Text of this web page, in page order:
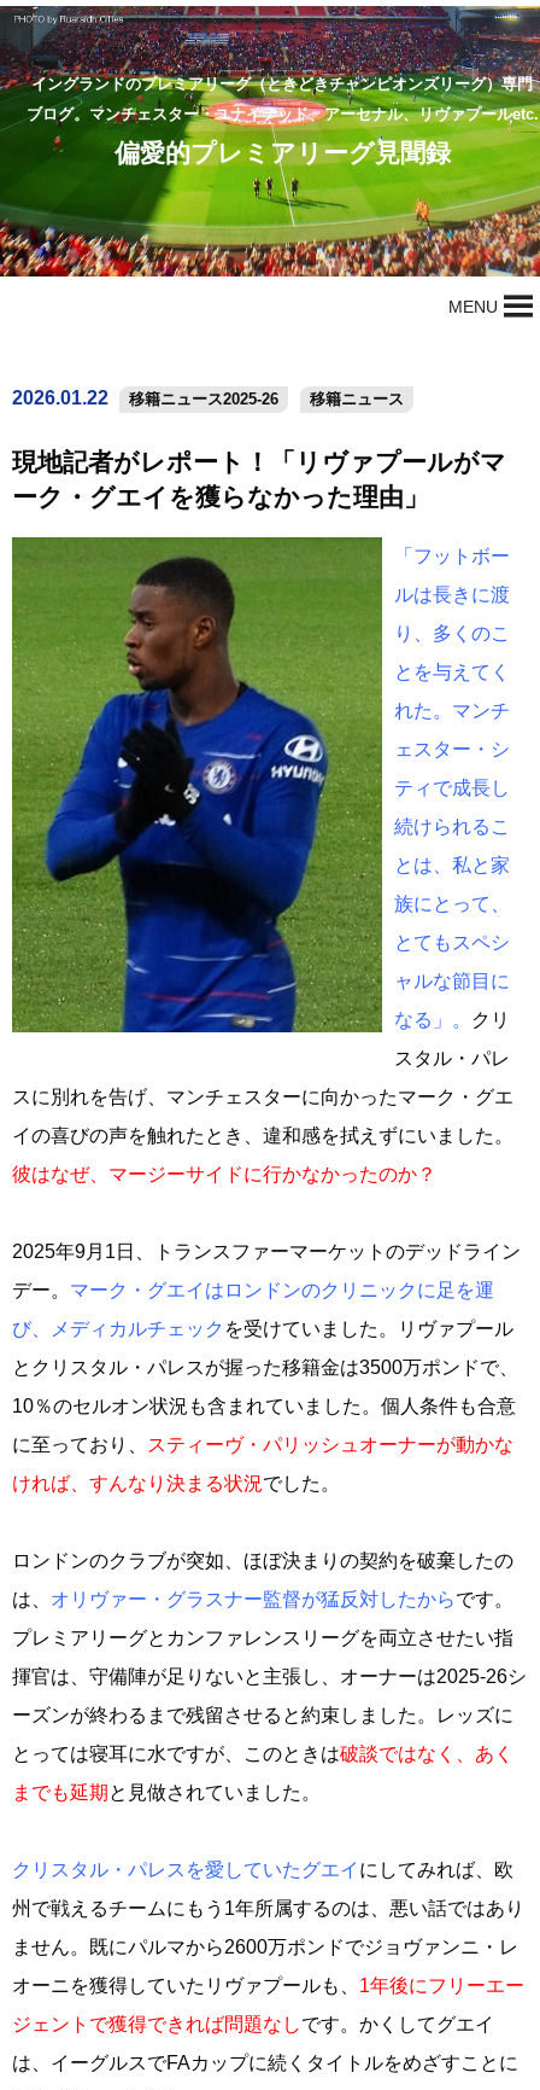
イングランドのプレミアリーグ（ときどきチャンピオンズリーグ）専門
ブログ。マンチェスター・ユナイテッド、アーセナル、リヴァプールetc.
偏愛的プレミアリーグ見聞録
MENU
2026.01.22 移籍ニュース2025-26 移籍ニュース
現地記者がレポート！「リヴァプールがマ
ーク・グエイを獲らなかった理由」
「フットボー
ルは長きに渡
り、多くのこ
とを与えてく
れた。マンチ
ェスター・シ
ティで成長し
続けられるこ
とは、私と家
族にとって、
とてもスペシ
ャルな節目に
なる」。
クリ
スタル・パレ
スに別れを告げ、マンチェスターに向かったマーク・グエ
イの喜びの声を触れたとき、違和感を拭えずにいました。
彼はなぜ、マージーサイドに行かなかったのか？
2025年9月1日、トランスファーマーケットのデッドライン
デー。 マーク・グエイはロンドンのクリニックに足を運
び、メディカルチェック を受けていました。リヴァプール
とクリスタル・パレスが握った移籍金は3500万ポンドで、
10％のセルオン状況も含まれていました。個人条件も合意
に至っており、
スティーヴ・パリッシュオーナーが動かな
ければ、すんなり決まる状況でした。
ロンドンのクラブが突如、ほぼ決まりの契約を破棄したの
は、 オリヴァー・グラスナー監督が猛反対したからです。
プレミアリーグとカンファレンスリーグを両立させたい指
揮官は、守備陣が足りないと主張し、オーナーは2025-26シ
ーズンが終わるまで残留させると約束しました。レッズに
とっては寝耳に水ですが、このときは破談ではなく、あく
までも延期 と見做されていました。
クリスタル・パレスを愛していたグエイ にしてみれば、欧
州で戦えるチームにもう1年所属するのは、悪い話ではあり
ません。既にパルマから2600万ポンドでジョヴァンニ・レ
オーニを獲得していたリヴァプールも、 1年後にフリーエー
ジェントで獲得できれば問題なしです。かくしてグエイ
は、イーグルスでFAカップに続くタイトルをめざすことに